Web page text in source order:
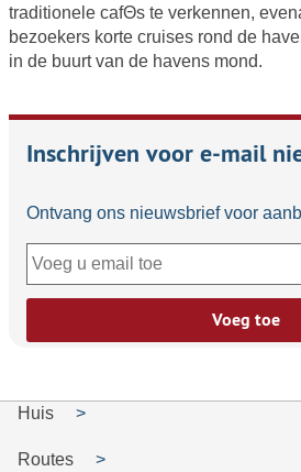
traditionele cafΘs te verkennen,
bezoekers korte cruises rond de
in de buurt van de havens mond.
Inschrijven voor e-mail
Ontvang ons nieuwsbrief voor
Voeg toe
Huis
Routes